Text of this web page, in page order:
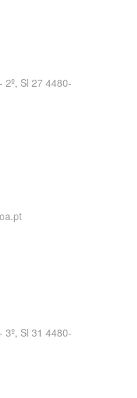
2º, Sl 27 4480-
Sl 31 4480-